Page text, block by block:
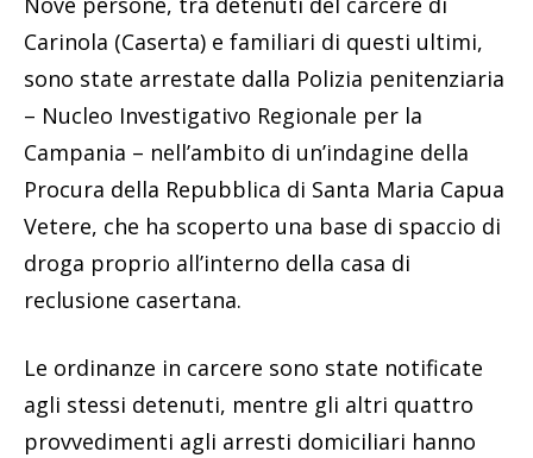
Carinola (Caserta) e familiari di questi ultimi,
sono state arrestate dalla Polizia penitenziaria
– Nucleo Investigativo Regionale per la
Campania – nell’ambito di un’indagine della
Procura della Repubblica di Santa Maria Capua
Vetere, che ha scoperto una base di spaccio di
droga proprio all’interno della casa di
reclusione casertana.
Le ordinanze in carcere sono state notificate
agli stessi detenuti, mentre gli altri quattro
provvedimenti agli arresti domiciliari hanno